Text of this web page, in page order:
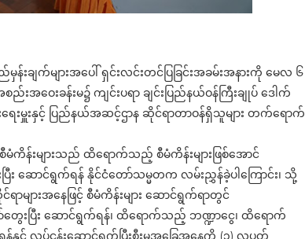
န်းချက်များအပေါ် ရှင်းလင်းတင်ပြခြင်းအခမ်းအနားကို မေလ ၆
းအဝေးခန်းမ၌ ကျင်းပရာ ချင်းပြည်နယ်ဝန်ကြီးချုပ် ဒေါက်
ေးမှူးနှင့် ပြည်နယ်အဆင့်ဌာန ဆိုင်ရာတာဝန်ရှိသူများ တက်ရောက်
မံကိန်းများသည် ထိရောက်သည့် စီမံကိန်းများဖြစ်အောင်
း ဆောင်ရွက်ရန် နိုင်ငံတော်သမ္မတက လမ်းညွှန်ခဲ့ပါကြောင်း၊ သို့
များအနေဖြင့် စီမံကိန်းများ ဆောင်ရွက်ရာတွင်
ေးပြီး ဆောင်ရွက်ရန်၊ ထိရောက်သည့် ဘဏ္ဍာငွေ၊ ထိရောက်
နှင့် လုပ်ငန်းဆောင်ရွက်ပြီးစီးမှုအခြေအနေကို (၃) လပတ်